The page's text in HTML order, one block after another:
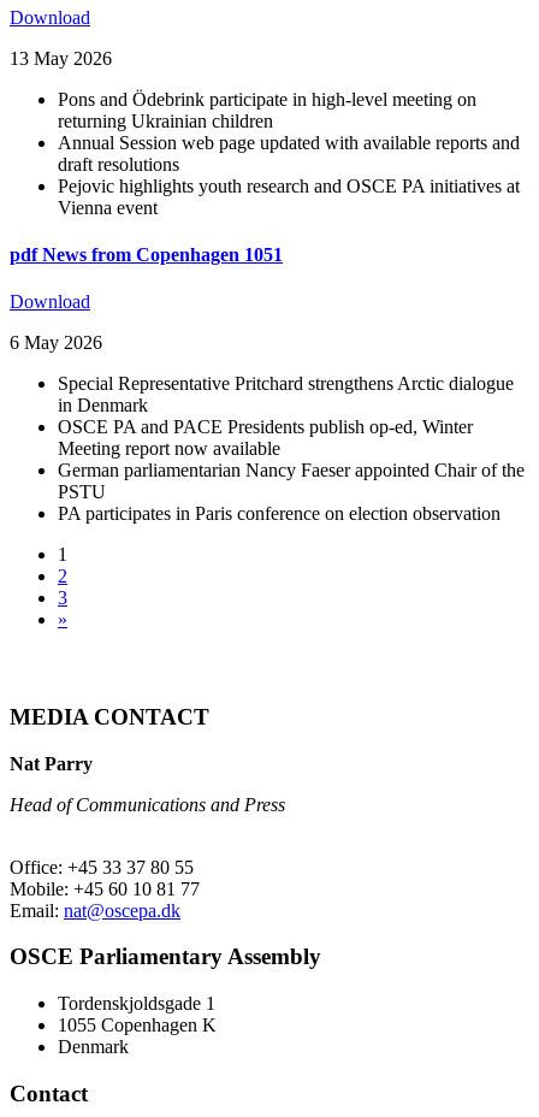
Download
13 May 2026
Pons and Ödebrink participate in high-level meeting on
returning Ukrainian children
Annual Session web page updated with available reports and
draft resolutions
Pejovic highlights youth research and OSCE PA initiatives at
Vienna event
pdf News from Copenhagen 1051
Download
6 May 2026
Special Representative Pritchard strengthens Arctic dialogue
in Denmark
OSCE PA and PACE Presidents publish op-ed, Winter
Meeting report now available
German parliamentarian Nancy Faeser appointed Chair of the
PSTU
PA participates in Paris conference on election observation
1
2
3
»
MEDIA CONTACT
Nat Parry
Head of Communications and Press
Office: +45 33 37 80 55
Mobile: +45 60 10 81 77
Email: nat@oscepa.dk
OSCE Parliamentary Assembly
Tordenskjoldsgade 1
1055 Copenhagen K
Denmark
Contact